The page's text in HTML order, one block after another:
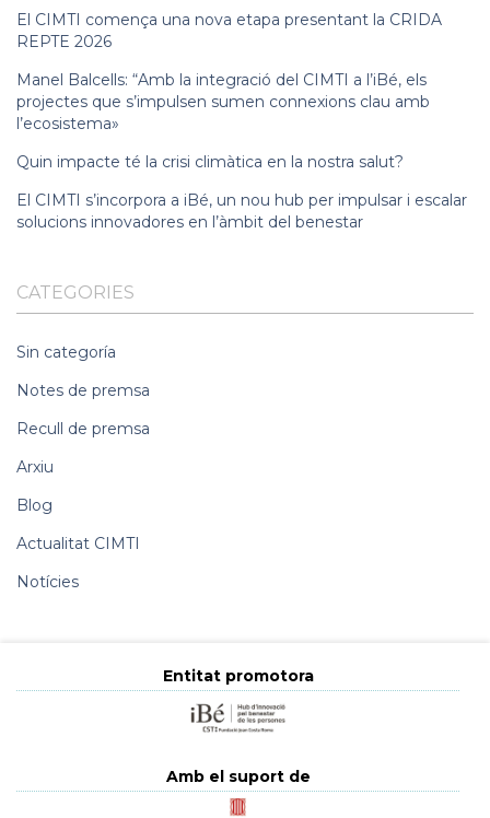
El CIMTI comença una nova etapa presentant la CRIDA
REPTE 2026
Manel Balcells: “Amb la integració del CIMTI a l’iBé, els
projectes que s’impulsen sumen connexions clau amb
l’ecosistema»
Quin impacte té la crisi climàtica en la nostra salut?
El CIMTI s’incorpora a iBé, un nou hub per impulsar i escalar
solucions innovadores en l’àmbit del benestar
CATEGORIES
Sin categoría
Notes de premsa
Recull de premsa
Arxiu
Blog
Actualitat CIMTI
Notícies
Entitat promotora
Amb el suport de